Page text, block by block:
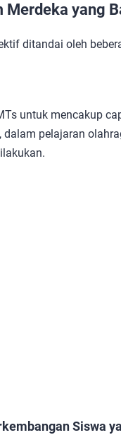
Merdeka yang
ditandai oleh
untuk mencakup
pelajaran
Siswa